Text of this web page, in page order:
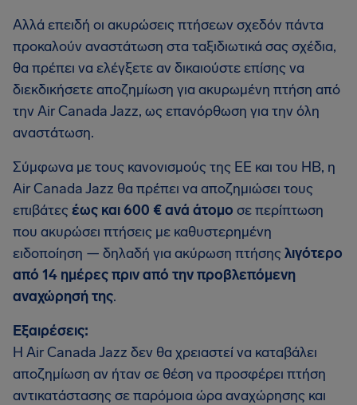
Αλλά επειδή οι ακυρώσεις πτήσεων σχεδόν πάντα
προκαλούν αναστάτωση στα ταξιδιωτικά σας σχέδια,
θα πρέπει να ελέγξετε αν δικαιούστε επίσης να
διεκδικήσετε αποζημίωση για ακυρωμένη πτήση από
την Air Canada Jazz, ως επανόρθωση για την όλη
αναστάτωση.
Σύμφωνα με τους κανονισμούς της ΕΕ και του ΗΒ, η
Air Canada Jazz θα πρέπει να αποζημιώσει τους
επιβάτεςέως και 600 € ανά άτομο σε περίπτωση
που ακυρώσει πτήσεις με καθυστερημένη
ειδοποίηση — δηλαδή για ακύρωση πτήσηςλιγότερο
από 14 ημέρες πριν από την προβλεπόμενη
αναχώρησή της.
Εξαιρέσεις:
Η Air Canada Jazz δεν θα χρειαστεί να καταβάλει
αποζημίωση αν ήταν σε θέση να προσφέρει πτήση
αντικατάστασης σε παρόμοια ώρα αναχώρησης και